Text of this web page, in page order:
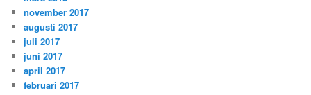
november 2017
augusti 2017
juli 2017
juni 2017
april 2017
februari 2017